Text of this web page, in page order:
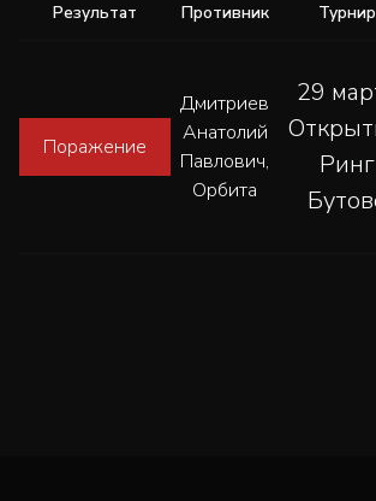
Результат Противник Турнир
Поражение
Дмитриев
Анатолий
Павлович,
Орбита
29
Ринг